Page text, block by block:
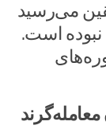
می‌رسید
است.